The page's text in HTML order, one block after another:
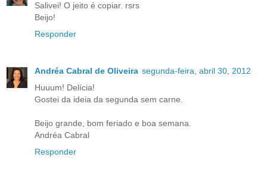
Salivei! O jeito é copiar. rsrs
Beijo!
Responder
Andréa Cabral de Oliveira segunda-feira, abril 30, 2012
Huuum! Delícia!
Gostei da ideia da segunda sem carne.
Beijo grande, bom feriado e boa semana.
Andréa Cabral
Responder